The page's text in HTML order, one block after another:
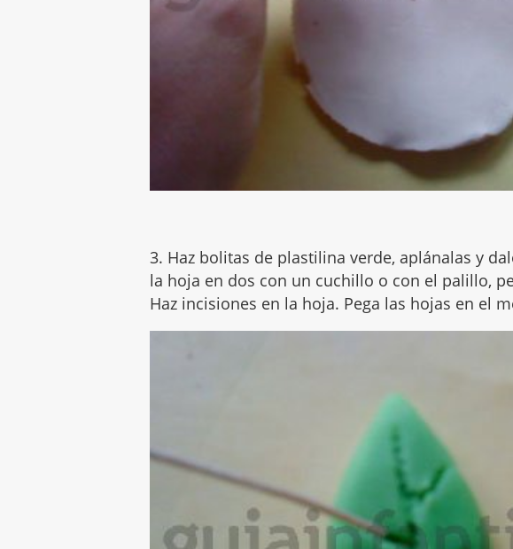
3. Haz bolitas de plastilina verde, aplánalas y
la hoja en dos con un cuchillo o con el palillo,
Haz incisiones en la hoja. Pega las hojas en el